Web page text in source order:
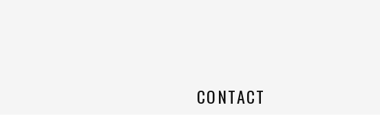
CONTACT